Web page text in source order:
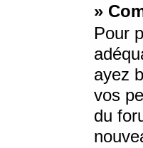
»
Pour
ayez
vos
du